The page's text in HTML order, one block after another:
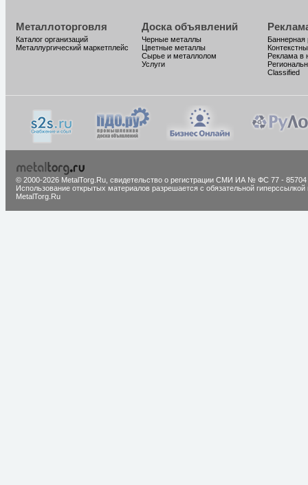
Металлоторговля
Каталог организаций
Металлургический маркетплейс
Доска объявлений
Черные металлы
Цветные металлы
Сырье и металлолом
Услуги
Баннерная
Реклама в
Classified
© 2000-2026 MetalTorg.Ru, cвидетельство о регистрации СМИ ИА № ФС 77 - 85704
Использование открытых материалов разрешается с обязательной гиперссылкой
MetalTorg.Ru